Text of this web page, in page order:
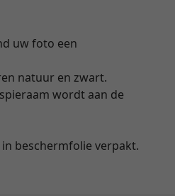
uw foto een
natuur en zwart.
wordt aan de
beschermfolie verpakt.